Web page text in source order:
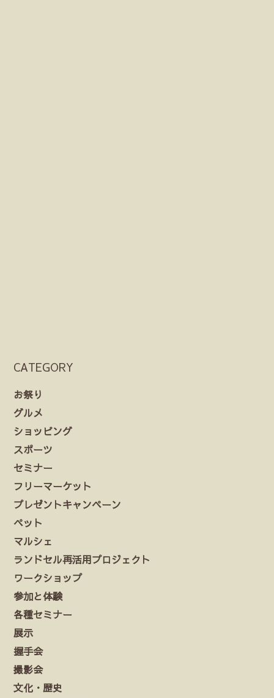
CATEGORY
お祭り
グルメ
ショッピング
スポーツ
セミナー
フリーマーケット
プレゼントキャンペーン
ペット
マルシェ
ランドセル再活用プロジェクト
ワークショップ
参加と体験
各種セミナー
展示
握手会
撮影会
文化・歴史